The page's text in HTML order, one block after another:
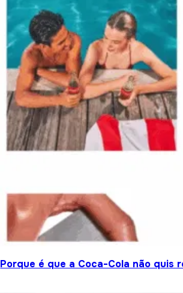
Porque é que a Coca-Cola não quis